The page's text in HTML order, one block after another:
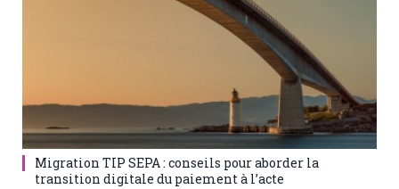
Migration TIP SEPA : conseils pour aborder la
transition digitale du paiement à l’acte